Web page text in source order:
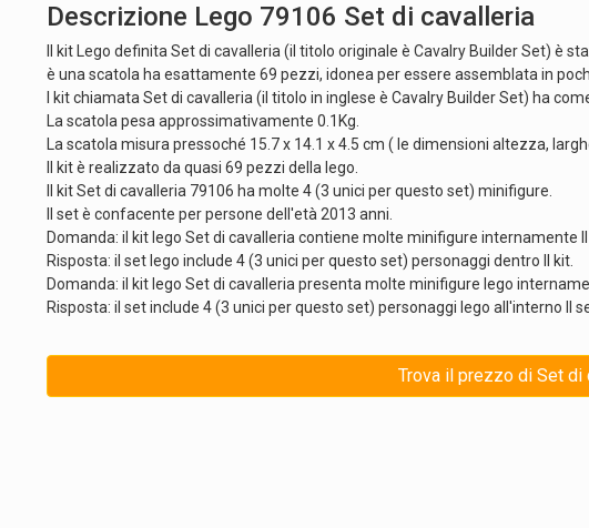
Descrizione Lego 79106 Set di cavalleria
Il kit Lego definita Set di cavalleria (il titolo originale è Cavalry Builder Set) è
è una scatola ha esattamente 69 pezzi, idonea per essere assemblata in
I kit chiamata Set di cavalleria (il titolo in inglese è Cavalry Builder Set) ha
La scatola pesa approssimativamente 0.1Kg.
La scatola misura pressoché 15.7 x 14.1 x 4.5 cm ( le dimensioni altezza,
Il kit è realizzato da quasi 69 pezzi della lego.
Il kit Set di cavalleria 79106 ha molte 4 (3 unici per questo set) minifigure.
Il set è confacente per persone dell'età 2013 anni.
Domanda: il kit lego Set di cavalleria contiene molte minifigure internamente
Risposta: il set lego include 4 (3 unici per questo set) personaggi dentro Il kit.
Domanda: il kit lego Set di cavalleria presenta molte minifigure lego
Risposta: il set include 4 (3 unici per questo set) personaggi lego all'interno Il
Trova il prezzo di Set di